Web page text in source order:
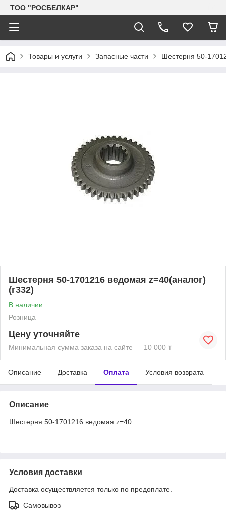
TOO "РОСБЕЛКАР"
Товары и услуги Запасные части Шестерня 50-
Шестерня 50-1701216 ведомая z=40(аналог)
(г332)
В наличии
Розница
Цену уточняйте
Минимальная сумма заказа на сайте — 10 000 ₸
Описание Доставка Оплата Условия возврата
Описание
Шестерня 50-1701216 ведомая z=40
Условия доставки
Доставка осуществляется только по предоплате.
Самовывоз